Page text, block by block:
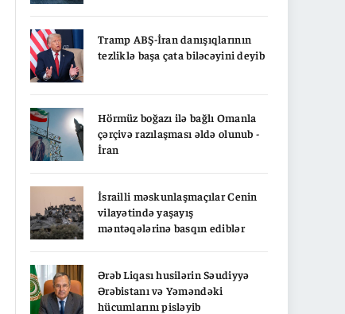
Tramp ABŞ-İran danışıqlarının
tezliklə başa çata biləcəyini deyib
Hörmüz boğazı ilə bağlı Omanla
çərçivə razılaşması əldə olunub -
İran
İsrailli məskunlaşmaçılar Cenin
vilayətində yaşayış
məntəqələrinə basqın ediblər
Ərəb Liqası husilərin Səudiyyə
Ərəbistanı və Yəməndəki
hücumlarını pisləyib